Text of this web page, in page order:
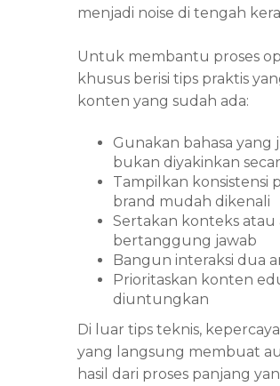
menjadi noise di tengah
Untuk membantu proses
khusus berisi tips praktis
konten yang sudah ada:
Gunakan bahasa yang
bukan diyakinkan
Tampilkan konsistensi
brand mudah dikenali
Sertakan konteks atau
bertanggung jawab
Bangun interaksi dua
Prioritaskan konten
diuntungkan
Di luar tips teknis,
yang langsung membuat
hasil dari proses panjang